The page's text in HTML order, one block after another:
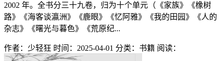
2002 年。全书分三十九卷，归为十个单元（《家族》《橡树
路》《海客谈瀛洲》《鹿眼》《忆阿雅》《我的田园》《人的
杂志》《曙光与暮色》《荒原纪...
作者：少轻狂 时间：2025-04-01 分类：书籍 阅读：